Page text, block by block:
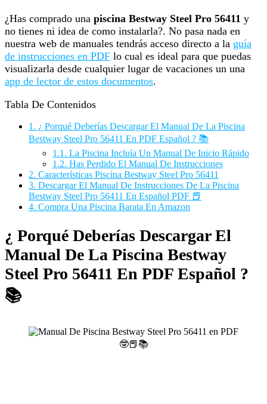
¿Has comprado una piscina Bestway Steel Pro 56411 y
no tienes ni idea de como instalarla?. No pasa nada en
nuestra web de manuales tendrás acceso directo a la guía
de instrucciones en PDF lo cual es ideal para que puedas
visualizarla desde cualquier lugar de vacaciones un una
app de lector de estos documentos.
Tabla De Contenidos
1. ¿ Porqué Deberías Descargar El Manual De La Piscina
Bestway Steel Pro 56411 En PDF Español ? 📚
1.1. La Piscina Incluía Un Manual De Inicio Rápido
1.2. Has Perdido El Manual De Instrucciones
2. Características Piscina Bestway Steel Pro 56411
3. Descargar El Manual De Instrucciones De La Piscina
Bestway Steel Pro 56411 En Español PDF 📕
4. Compra Una Piscina Barata En Amazon
¿ Porqué Deberías Descargar El
Manual De La Piscina Bestway
Steel Pro 56411 En PDF Español ?
📚